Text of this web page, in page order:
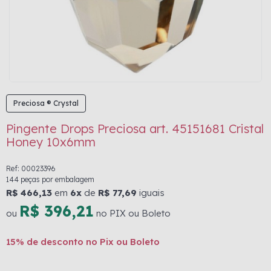
Preciosa ® Crystal
Pingente Drops Preciosa art. 45151681 Cristal
Honey 10x6mm
Ref: 00023396
144 peças por embalagem
R$ 466,13 em 6x de R$ 77,69 iguais
ou R$ 396,21 no PIX ou Boleto
15% de desconto no Pix ou Boleto